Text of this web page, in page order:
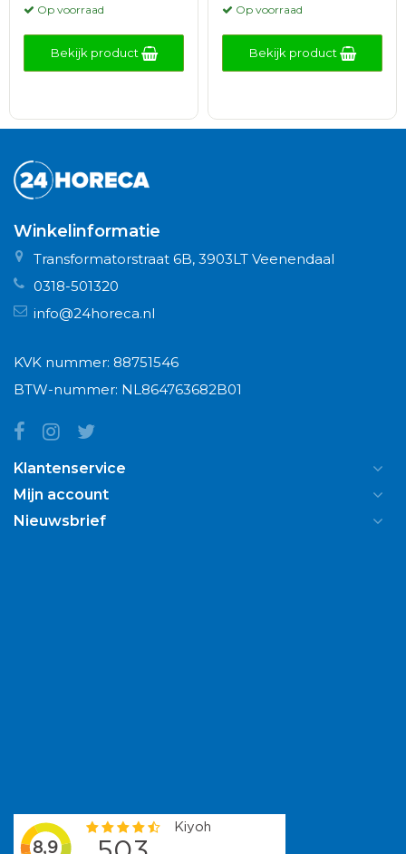
Op voorraad
Bekijk product
Op voorraad
Bekijk product
Winkelinformatie
Transformatorstraat 6B, 3903LT Veenendaal
0318-501320
info@24horeca.nl
KVK nummer: 88751546
BTW-nummer: NL864763682B01
Klantenservice
Mijn account
Nieuwsbrief